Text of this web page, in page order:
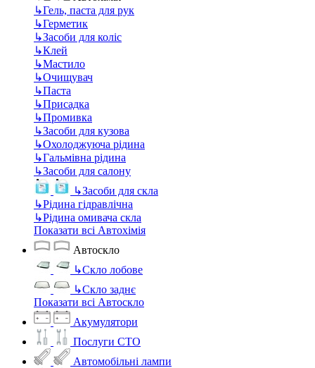
↳Гель, паста для рук
↳Герметик
↳Засоби для коліс
↳Клей
↳Мастило
↳Очищувач
↳Паста
↳Присадка
↳Промивка
↳Засоби для кузова
↳Охолоджуюча рідина
↳Гальмівна рідина
↳Засоби для салону
↳Засоби для скла
↳Рідина гідравлічна
↳Рідина омивача скла
Показати всі Автохімія
Автоскло
↳Скло лобове
↳Скло заднє
Показати всі Автоскло
Акумулятори
Послуги СТО
Автомобільні лампи